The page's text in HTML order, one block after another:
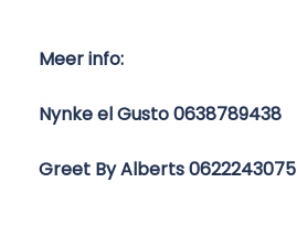
Meer info:
Nynke el Gusto 0638789438
Greet By Alberts 0622243075